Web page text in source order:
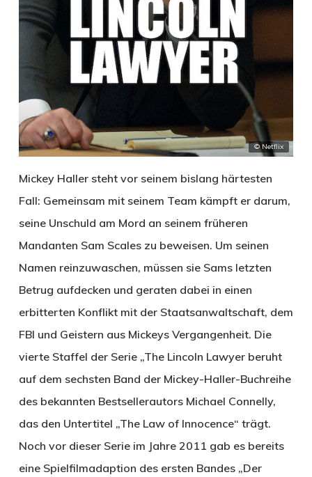
© Netflix
Mickey Haller steht vor seinem bislang härtesten
Fall: Gemeinsam mit seinem Team kämpft er darum,
seine Unschuld am Mord an seinem früheren
Mandanten Sam Scales zu beweisen. Um seinen
Namen reinzuwaschen, müssen sie Sams letzten
Betrug aufdecken und geraten dabei in einen
erbitterten Konflikt mit der Staatsanwaltschaft, dem
FBI und Geistern aus Mickeys Vergangenheit. Die
vierte Staffel der Serie „The Lincoln Lawyer beruht
auf dem sechsten Band der Mickey-Haller-Buchreihe
des bekannten Bestsellerautors Michael Connelly,
das den Untertitel „The Law of Innocence“ trägt.
Noch vor dieser Serie im Jahre 2011 gab es bereits
eine Spielfilmadaption des ersten Bandes „Der